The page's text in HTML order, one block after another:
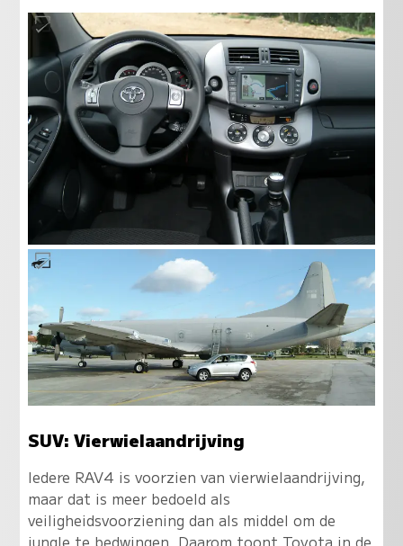
SUV: Vierwielaandrijving
Iedere RAV4 is voorzien van vierwielaandrijving,
maar dat is meer bedoeld als
veiligheidsvoorziening dan als middel om de
jungle te bedwingen. Daarom toont Toyota in de